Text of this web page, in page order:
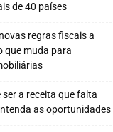
de 40 países
regras fiscais a
que muda para
a receita que falta
as oportunidades